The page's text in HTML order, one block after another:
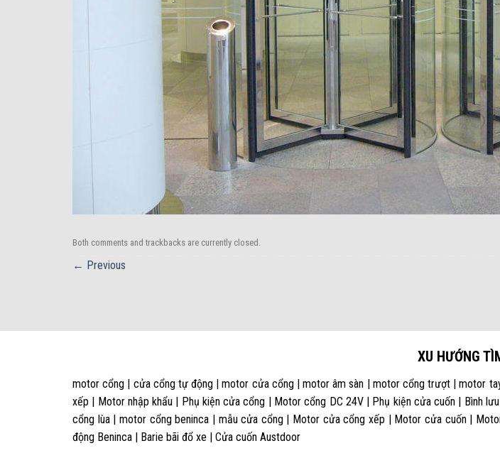
Both comments and trackbacks are currently closed.
← Previous
XU HƯỚNG
motor cổng | cửa cổng tự động | motor cửa cổng | motor âm sàn | motor cổng trượt | motor
xếp | Motor nhập khẩu | Phụ kiện cửa cổng | Motor cổng DC 24V | Phụ kiện cửa cuốn | Bình
cổng lùa | motor cổng beninca | mẫu cửa cổng | Motor cửa cổng xếp | Motor cửa cuốn |
động Beninca | Barie bãi đổ xe | Cửa cuốn Austdoor